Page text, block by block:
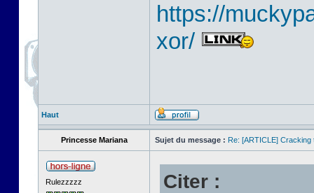
https://
xor/
Haut
Princesse Mariana Sujet du message : Re: [ARTICLE] Cracking
Rulezzzzz Citer :